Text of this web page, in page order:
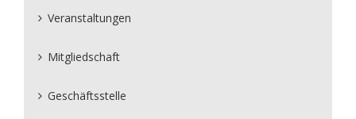
Veranstaltungen
Mitgliedschaft
Geschäftsstelle